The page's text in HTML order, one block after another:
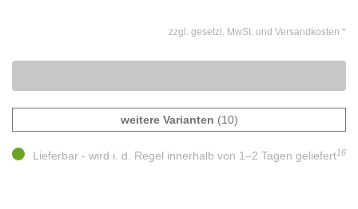
zzgl. gesetzl. MwSt. und Versandkosten *
weitere Varianten (10)
Lieferbar - wird i. d. Regel innerhalb von 1–2 Tagen geliefert16